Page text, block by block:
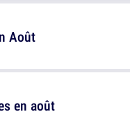
Août
en août